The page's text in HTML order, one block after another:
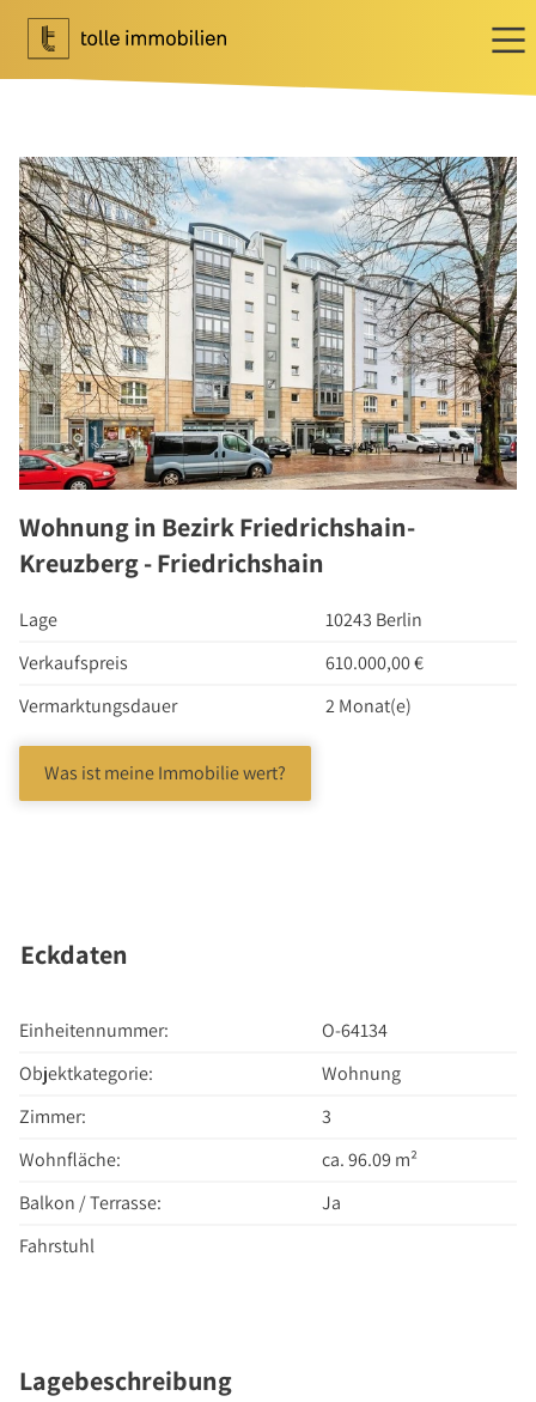
Ihr Makler für Wohnen
Immobilie bewerten
Immobilie verkaufen
Referenzen
Tippgeber
Newsletter Wohnen
Investment
Ihr Makler für Investment
Marktbericht 2025/2026
Investment Suchauftrag
Newsletter Investment
Immobilie kaufen
Immobilienangebote
Immobilienmarkt
Services
News
Ratgeber
Über Uns
Unternehmen
Team
Kundenbewertungen
Stellenangebote
Wohnung in Bezirk Friedrichshain-
Kreuzberg - Friedrichshain
Lage
10243 Berlin
Verkaufspreis
610.000,00 €
Vermarktungsdauer
2 Monat(e)
Was ist meine Immobilie wert?
Eckdaten
Einheitennummer:
O-64134
Objektkategorie:
Wohnung
Zimmer:
3
Wohnfläche:
ca. 96.09 m²
Balkon / Terrasse:
Ja
Fahrstuhl
Lagebeschreibung